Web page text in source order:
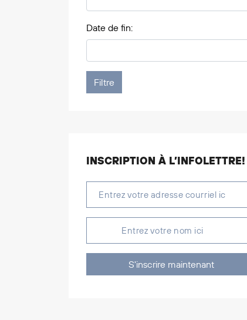
Date de fin:
INSCRIPTION À L’INFOLETTRE!
S'inscrire maintenant